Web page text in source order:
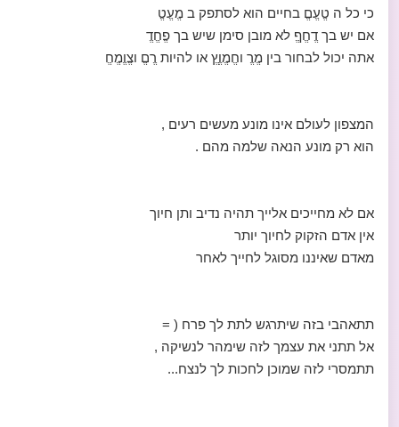
כי כל ה טֱעֱםֱ בחיים הוא לסתפק ב מֱעֱטֱ
אם יש בך דֱחֱףֱ לא מובן סימן שיש בך פֱחֱדֱ
אתה יכול לבחור בין מֱרֱ וחֱמֱוֱץֱ או להיות רֱםֱ וצֱוֱמֱחֱ
המצפון לעולם אינו מונע מעשים רעים ,
הוא רק מונע הנאה שלמה מהם .
אם לא מחייכים אלייך תהיה נדיב ותן חיוך
אין אדם הזקוק לחיוך יותר
מאדם שאיננו מסוגל לחייך לאחר
תתאהבי בזה שיתרגש לתת לך פרח ( =
אל תתני את עצמך לזה שימהר לנשיקה ,
תתמסרי לזה שמוכן לחכות לך לנצח...